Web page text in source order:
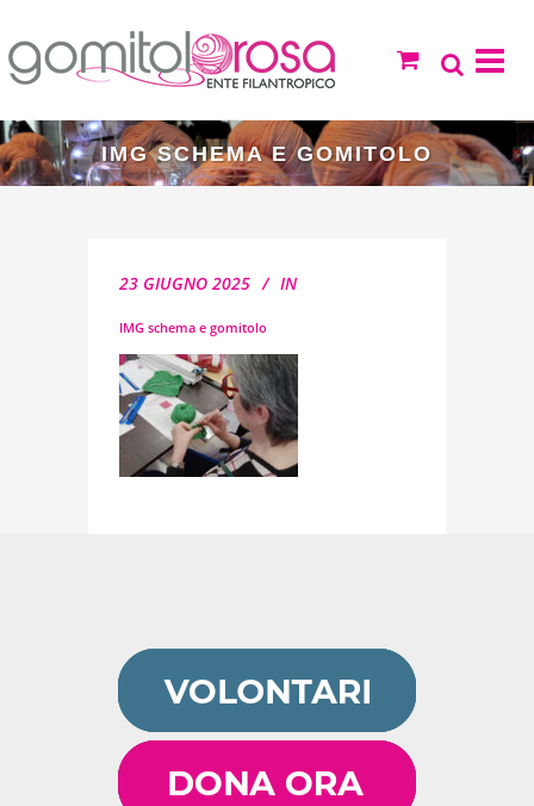
IMG SCHEMA E GOMITOLO
23 GIUGNO 2025 IN
IMG schema e gomitolo